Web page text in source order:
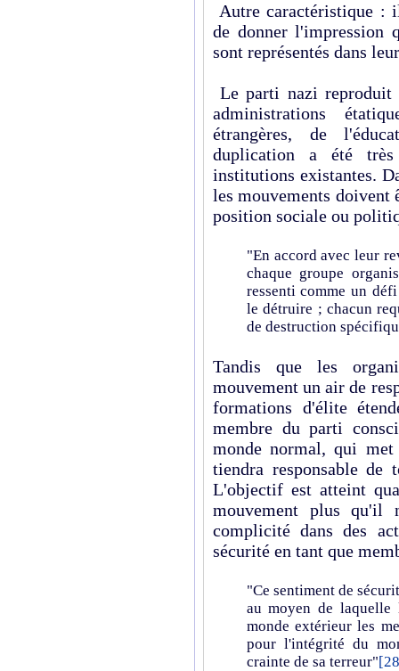
Autre caractéristique :
de donner l'impression
sont représentés dans
Le parti nazi reproduit
administrations
étrangères, de
duplication a été
institutions existantes.
les mouvements doivent
position sociale ou
"En accord avec leur
chaque groupe
ressenti comme un
le détruire ; chacun
de destruction
Tandis que les
mouvement un air de
formations d'élite
membre du parti
monde normal, qui
tiendra responsable
L'objectif est atteint
mouvement plus qu'il
complicité dans des
sécurité en tant que
"Ce sentiment de
au moyen de laquelle
monde extérieur les
pour l'intégrité du
crainte de sa terreur"